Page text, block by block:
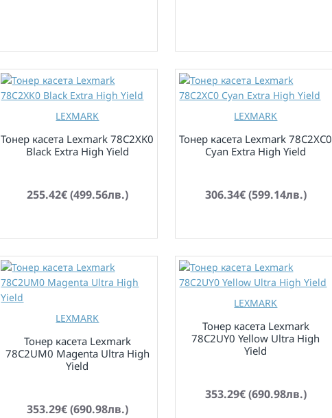
LEXMARK
Тонер касета Lexmark 78C2XK0
Black Extra High Yield
255.42€ (499.56лв.)
LEXMARK
Тонер касета Lexmark 78C2XC0
Cyan Extra High Yield
306.34€ (599.14лв.)
LEXMARK
Тонер касета Lexmark
78C2UM0 Magenta Ultra High
Yield
353.29€ (690.98лв.)
LEXMARK
Тонер касета Lexmark
78C2UY0 Yellow Ultra High
Yield
353.29€ (690.98лв.)